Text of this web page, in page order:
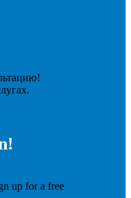
up for a free